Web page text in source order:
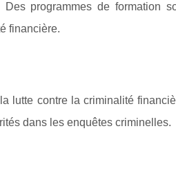
programmes de formation
financière.
lutte contre la criminalité
dans les enquêtes criminelles.